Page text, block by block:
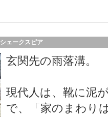
シェークスピア
玄関先の雨落溝。
現代人は、靴に泥
で、「家のまわり